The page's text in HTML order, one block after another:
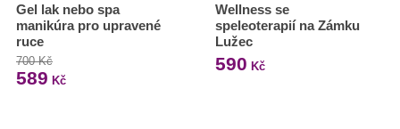
Gel lak nebo spa
manikúra pro upravené
ruce
700 Kč
589 Kč
Wellness se
speleoterapií na Zámku
Lužec
590 Kč